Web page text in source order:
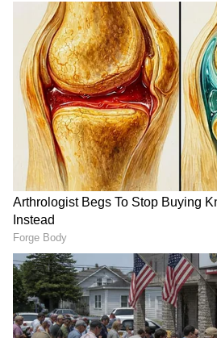
స్టార్ ని చేశాయి. వీటిలో ఎక్కువగా
రచయితగా, దర్శకుడిగా పని చేసిన
త్రివిక్రమ్ కామెడీ పంచ్ లు సునీల్
Also Read : అందువల్లే
ముద్ర వేశారు, పుండు మీద
కానీ ఏం జరిగిందంటే